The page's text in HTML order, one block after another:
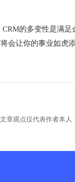
的多变性是满足
会让你的事业如虎
章观点仅代表作者本人